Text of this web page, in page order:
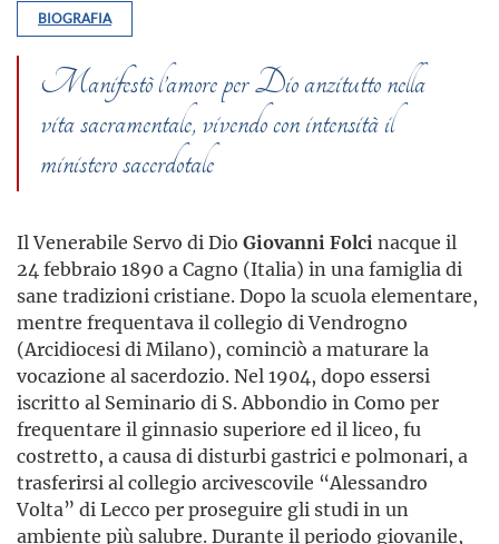
BIOGRAFIA
Manifestò l’amore per Dio anzitutto nella
vita sacramentale, vivendo con intensità il
ministero sacerdotale
Il Venerabile Servo di Dio Giovanni Folci nacque il
24 febbraio 1890 a Cagno (Italia) in una famiglia di
sane tradizioni cristiane. Dopo la scuola elementare,
mentre frequentava il collegio di Vendrogno
(Arcidiocesi di Milano), cominciò a maturare la
vocazione al sacerdozio. Nel 1904, dopo essersi
iscritto al Seminario di S. Abbondio in Como per
frequentare il ginnasio superiore ed il liceo, fu
costretto, a causa di disturbi gastrici e polmonari, a
trasferirsi al collegio arcivescovile “Alessandro
Volta” di Lecco per proseguire gli studi in un
ambiente più salubre. Durante il periodo giovanile,